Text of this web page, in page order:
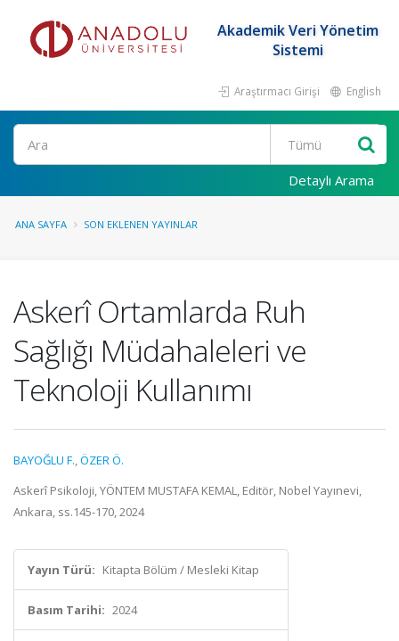
Akademik Veri Yönetim
Sistemi
Araştırmacı Girişi English
Ara
Detaylı Arama
ANA SAYFA SON EKLENEN YAYINLAR
Askerî Ortamlarda Ruh
Sağlığı Müdahaleleri ve
Teknoloji Kullanımı
BAYOĞLU F.,ÖZER Ö.
Askerî Psikoloji, YÖNTEM MUSTAFA KEMAL, Editör, Nobel Yayınevi,
Ankara, ss.145-170, 2024
Yayın Türü: Kitapta Bölüm / Mesleki Kitap
Basım Tarihi: 2024